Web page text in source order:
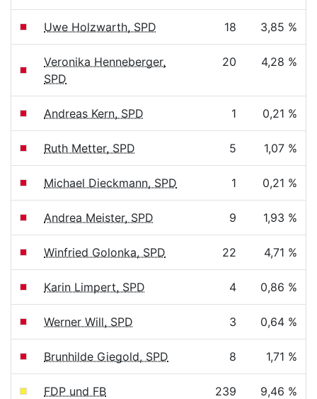
Uwe Holzwarth, SPD 18 3,85 %
Veronika Henneberger,
SPD
20 4,28 %
Andreas Kern, SPD 1 0,21 %
Ruth Metter, SPD 5 1,07 %
Michael Dieckmann, SPD 1 0,21 %
Andrea Meister, SPD 9 1,93 %
Winfried Golonka, SPD 22 4,71 %
Karin Limpert, SPD 4 0,86 %
Werner Will, SPD 3 0,64 %
Brunhilde Giegold, SPD 8 1,71 %
FDP und FB 239 9,46 %